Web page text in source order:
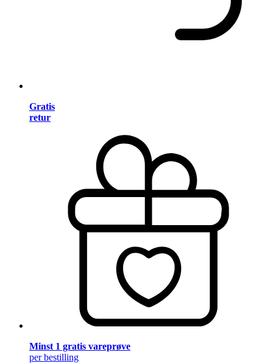
Gratis
retur
Minst 1 gratis vareprøve
per bestilling